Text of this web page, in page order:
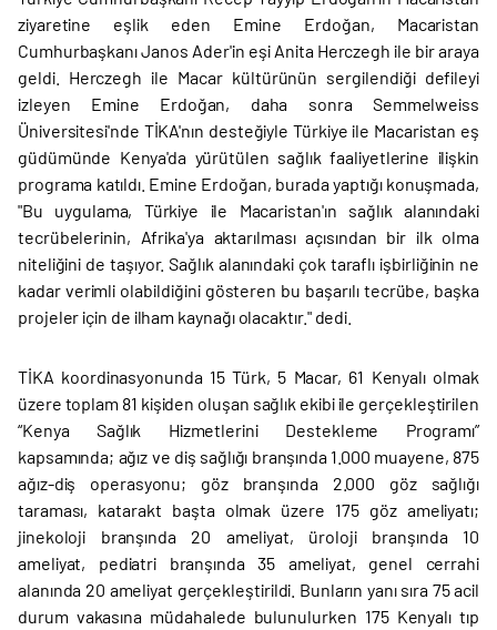
ziyaretine eşlik eden Emine Erdoğan, Macaristan
Cumhurbaşkanı Janos Ader'in eşi Anita Herczegh ile bir araya
geldi. Herczegh ile Macar kültürünün sergilendiği defileyi
izleyen Emine Erdoğan, daha sonra Semmelweiss
Üniversitesi'nde TİKA'nın desteğiyle Türkiye ile Macaristan eş
güdümünde Kenya'da yürütülen sağlık faaliyetlerine ilişkin
programa katıldı. Emine Erdoğan, burada yaptığı konuşmada,
"Bu uygulama, Türkiye ile Macaristan'ın sağlık alanındaki
tecrübelerinin, Afrika'ya aktarılması açısından bir ilk olma
niteliğini de taşıyor. Sağlık alanındaki çok taraflı işbirliğinin ne
kadar verimli olabildiğini gösteren bu başarılı tecrübe, başka
projeler için de ilham kaynağı olacaktır." dedi.
TİKA koordinasyonunda 15 Türk, 5 Macar, 61 Kenyalı olmak
üzere toplam 81 kişiden oluşan sağlık ekibi ile gerçekleştirilen
“Kenya Sağlık Hizmetlerini Destekleme Programı”
kapsamında; ağız ve diş sağlığı branşında 1.000 muayene, 875
ağız-diş operasyonu; göz branşında 2.000 göz sağlığı
taraması, katarakt başta olmak üzere 175 göz ameliyatı;
jinekoloji branşında 20 ameliyat, üroloji branşında 10
ameliyat, pediatri branşında 35 ameliyat, genel cerrahi
alanında 20 ameliyat gerçekleştirildi. Bunların yanı sıra 75 acil
durum vakasına müdahalede bulunulurken 175 Kenyalı tıp